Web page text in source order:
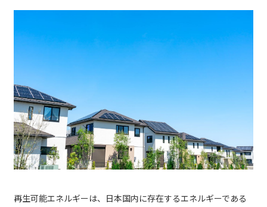
再生可能エネルギーは、日本国内に存在するエネルギーである